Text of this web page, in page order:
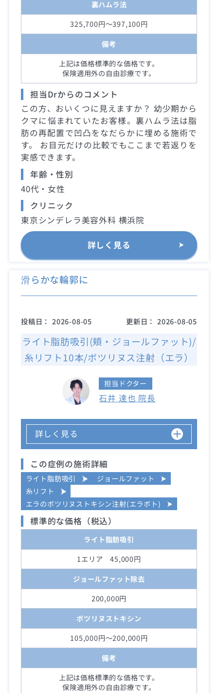
裏ハムラ法
325,700円～397,100円
備考
上記は価格標準的な価格です。
保険適用外の自由診療です。
担当Drからのコメント
この方、おいくつに見えますか？ 幼少期から
クマに悩まれていたお客様。裏ハムラ法は脂
肪の再配置で凹凸をなだらかに埋める施術で
す。 お目元だけの比較でもここまで若返りを
実感できます。
年齢・性別
40代・女性
クリニック
東京シンデレラ美容外科 横浜院
詳しく見る
滑らかな輪郭に
投稿日： 2026-08-05 更新日： 2026-08-05
ライト脂肪吸引(頬・ジョールファット)/
糸リフト10本/ボツリヌス注射（エラ）
担当ドクター
石井 達也 院長
詳しく見る
この症例の施術詳細
ライト脂肪吸引
ジョールファット
糸リフト
エラのボツリヌストキシン注射(エラボト)
標準的な価格（税込）
ライト脂肪吸引
1エリア 45,000円
ジョールファット除去
200,000円
ボツリヌストキシン
105,000円～200,000円
備考
上記は価格標準的な価格です。
保険適用外の自由診療です。